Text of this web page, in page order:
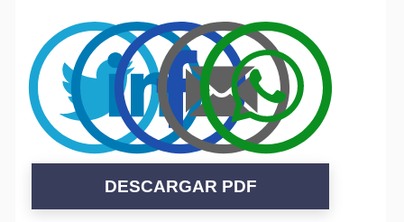
DESCARGAR PDF